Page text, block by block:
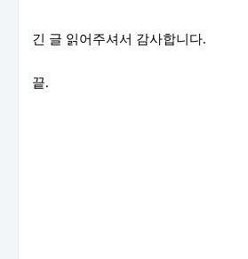
긴 글 읽어주셔서 감사합니다.
끝.